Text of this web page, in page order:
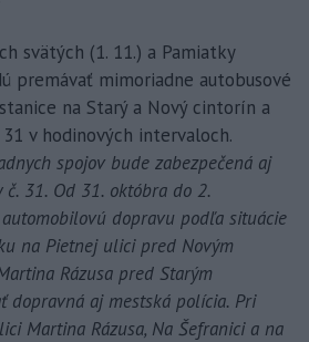
svätých (1. 11.) a Pamiatky
premávať mimoriadne autobusové
na Starý a Nový cintorín a
v hodinových intervaloch.
spojov bude zabezpečená aj
31. Od 31. októbra do 2.
dopravu podľa situácie
na Pietnej ulici pred Novým
Rázusa pred Starým
dopravná aj mestská polícia. Pri
Martina Rázusa, Na Šefranici a na